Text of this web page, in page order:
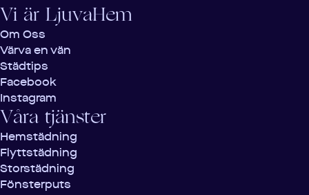
Vi är LjuvaHem
Om Oss
Värva en vän
Städtips
Facebook
Instagram
Våra tjänster
Hemstädning
Flyttstädning
Storstädning
Fönsterputs